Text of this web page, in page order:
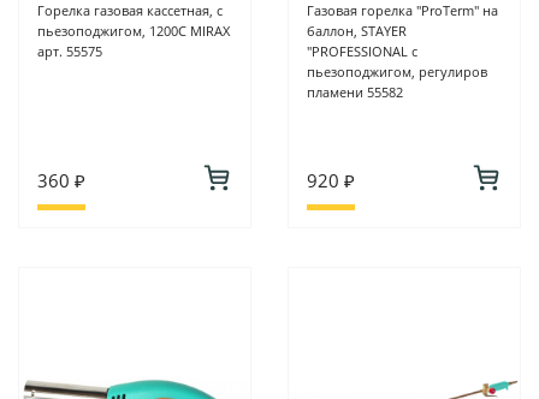
Горелка газовая кассетная, с
пьезоподжигом, 1200С MIRAX
арт. 55575
360 ₽
Газовая горелка "ProTerm" на
баллон, STAYER
"PROFESSIONAL с
пьезоподжигом, регулиров
пламени 55582
920 ₽